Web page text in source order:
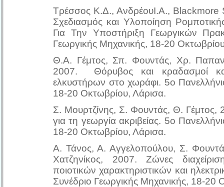
Τρέσσος Κ.Δ., ΑνδρέουΙ.Α.,
Σχεδιασμός και Υλοποίηση
Για Την Υποστήριξη Γεωργικών
Γεωργικής Μηχανικής, 18-20
Θ.Α. Γέμτος, Σπ. Φουντάς, Χρ.
2007. Θόρυβος και κραδασμοί
ελκυστήρων στο χωράφι. 5ο
18-20 Οκτωβρίου, Λάρισα.
Σ. Μουρτζίνης, Σ. Φουντάς, Θ.
για τη γεωργία ακριβείας. 5ο
18-20 Οκτωβρίου, Λάρισα.
Α. Τάνος, Α. Αγγελοπούλου, Σ.
Χατζηνίκος, 2007. Ζώνες
ποιοτικών χαρακτηριστικών και
Συνέδριο Γεωργικής Μηχανικής, 18-20